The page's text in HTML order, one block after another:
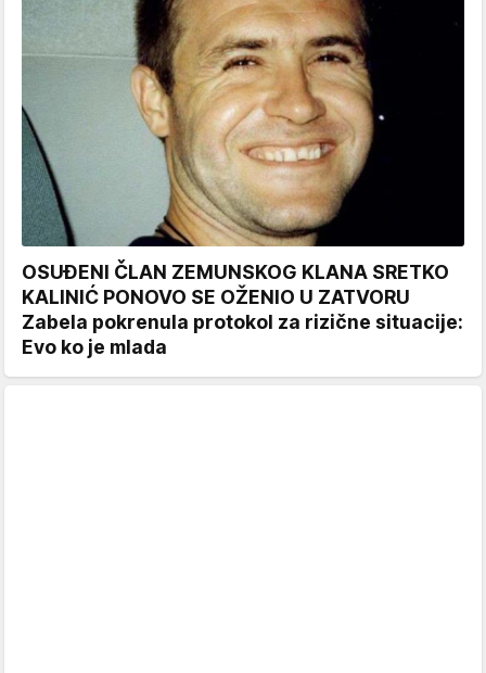
OSUĐENI ČLAN ZEMUNSKOG KLANA SRETKO
KALINIĆ PONOVO SE OŽENIO U ZATVORU
Zabela pokrenula protokol za rizične situacije:
Evo ko je mlada